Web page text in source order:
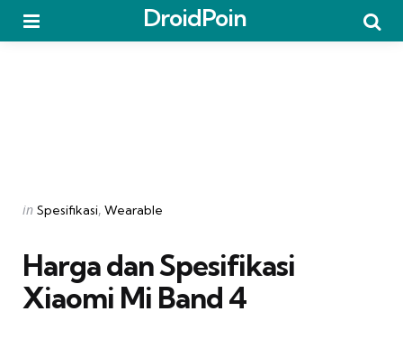
DroidPoin
Categories
Posted
in Spesifikasi Wearable
Harga dan Spesifikasi
Xiaomi Mi Band 4